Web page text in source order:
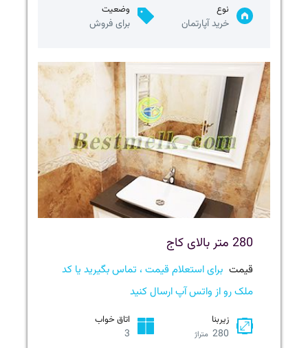
نوع
خرید آپارتمان
وضعیت
برای فروش
280 متر بالای کاج
قیمت برای استعلام قیمت ، تماس بگیرید یا کد
ملک رو از واتس آپ ارسال کنید
زیربنا
280 متراژ
اتاق خواب
3